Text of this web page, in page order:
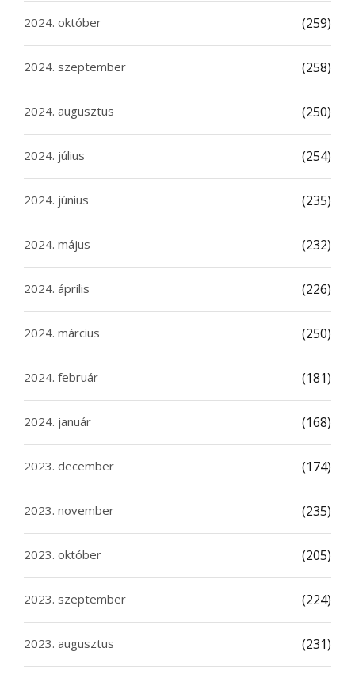
2024. október (259)
2024. szeptember (258)
2024. augusztus (250)
2024. július (254)
2024. június (235)
2024. május (232)
2024. április (226)
2024. március (250)
2024. február (181)
2024. január (168)
2023. december (174)
2023. november (235)
2023. október (205)
2023. szeptember (224)
2023. augusztus (231)